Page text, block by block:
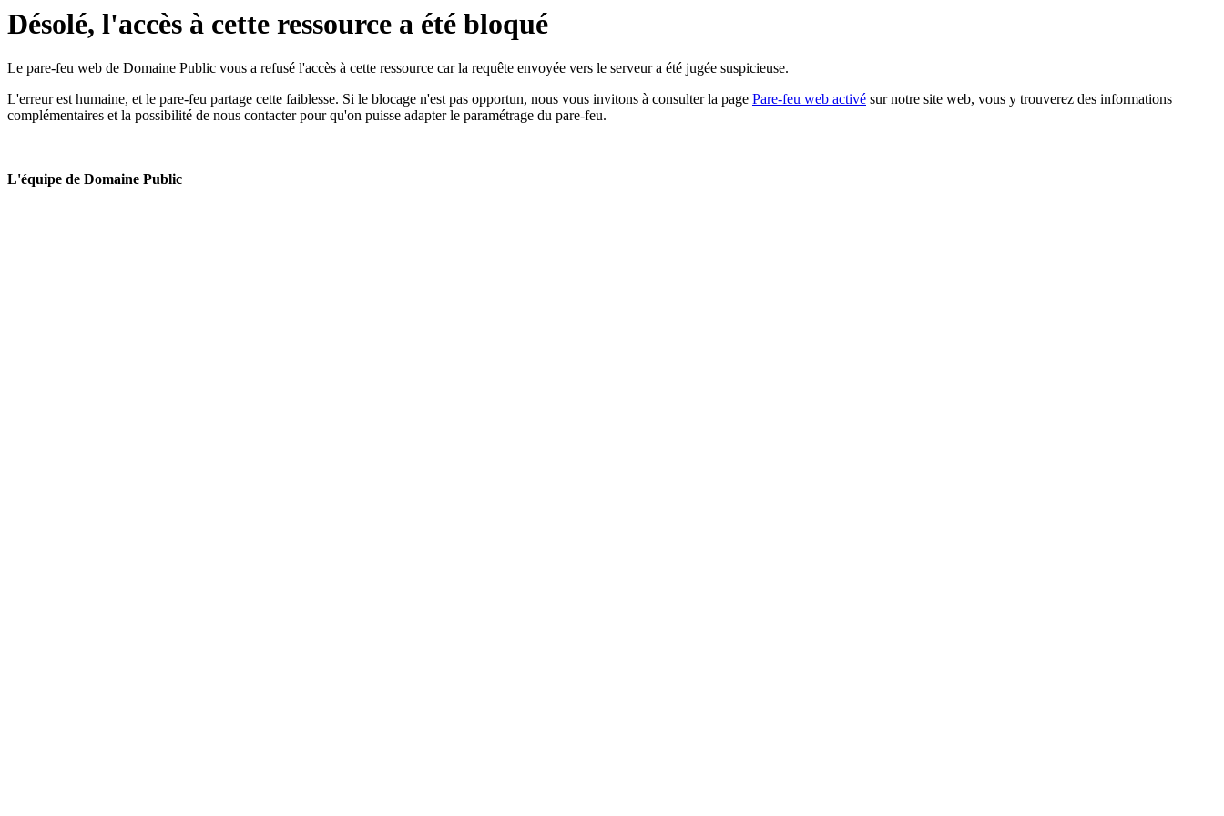
Désolé, l'accès à cette ressource a été bloqué
Le pare-feu web de Domaine Public vous a refusé l'accès à cette ressource car la requête envoyée vers le serveur a été jugée suspicieuse.
L'erreur est humaine, et le pare-feu partage cette faiblesse. Si le blocage n'est pas opportun, nous vous invitons à consulter la page Pare-feu web activé sur notre site web, vous y trouverez des informations
complémentaires et la possibilité de nous contacter pour qu'on puisse adapter le paramétrage du pare-feu.
L'équipe de Domaine Public